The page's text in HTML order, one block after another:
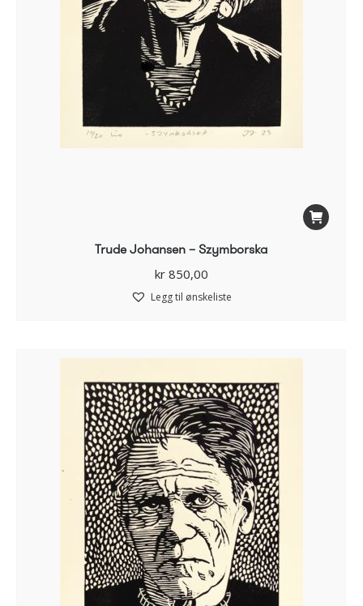
Trude Johansen – Szymborska
kr850,00
Legg til ønskeliste